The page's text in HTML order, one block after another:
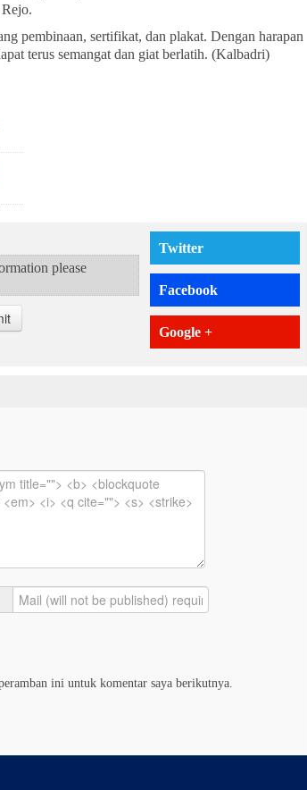
pembinaan, sertifikat, dan plakat. Dengan harapan
terus semangat dan giat berlatih. (Kalbadri)
please
Twitter
Facebook
Google +
ini untuk komentar saya berikutnya.